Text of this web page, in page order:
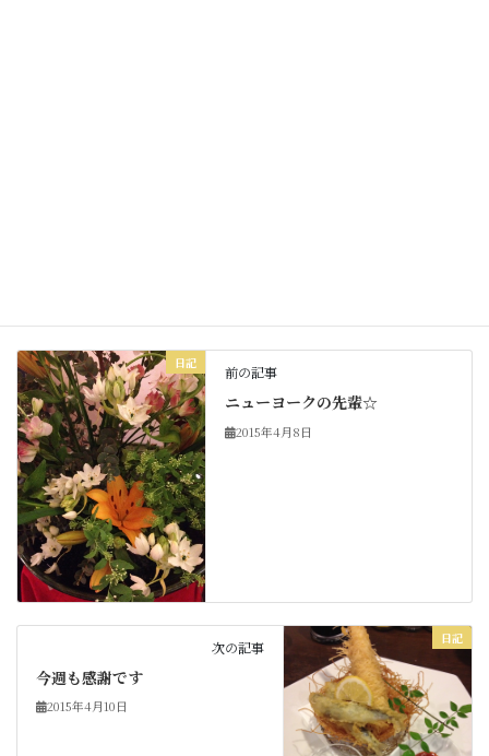
日記
前の記事
ニューヨークの先輩☆
2015年4月8日
日記
次の記事
今週も感謝です
2015年4月10日